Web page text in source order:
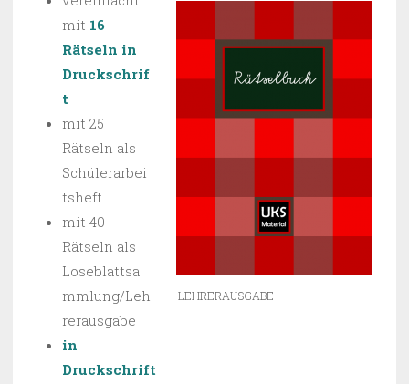
LEHRERAUSGABE
mit 16
Rätseln in
Druckschrif
t
mit 25
Rätseln als
Schülerarbei
tsheft
mit 40
Rätseln als
Loseblattsa
mmlung/Leh
rerausgabe
in
Druckschrift